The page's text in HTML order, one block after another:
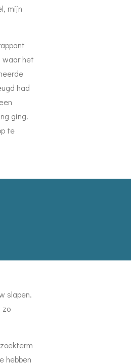
mijn
waar het
had
ging.
te
slapen.
zo
hebben